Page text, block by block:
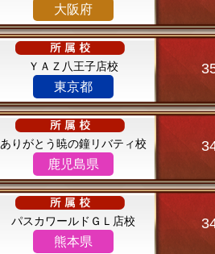
大阪府
ＹＡＺ八王子店校
東京都
ありがとう暁の鐘リバティ校
鹿児島県
パスカワールドＧＬ店校
熊本県